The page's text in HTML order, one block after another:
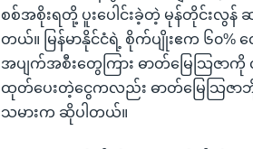
စစ်အစိုးရတို့ ပူးပေါင်းခဲ့တဲ့ မုန်တိုင်းလွန် ဆ
တယ်။ မြန်မာနိုင်ငံရဲ့ စိုက်ပျိုးဧက ၆၀%
အပျက်အစီးတွေကြား ဓာတ်မြေသြဇာ
ထုတ်ပေးတဲ့ငွေကလည်း ဓာတ်မြေသြဇ
သမားက ဆိုပါတယ်။